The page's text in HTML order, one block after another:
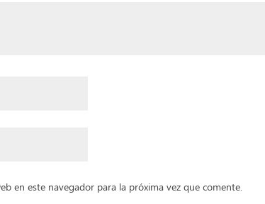
en este navegador para la próxima vez que comente.